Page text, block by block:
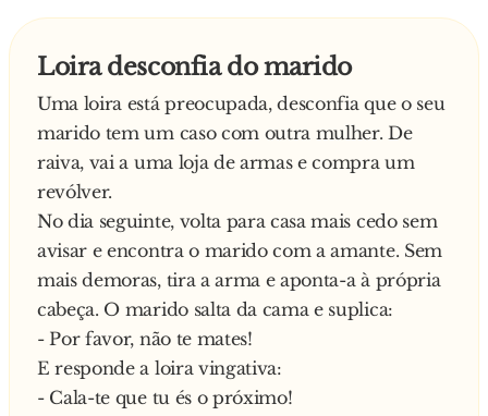
que também são capazes de a seguir o visitar
fiscais já entravam pela porta adentro.
- Bom dia. Quero um café e um bolo. – Diz um
dos fiscais.
Com todo o cuidado, o alentejano deu-lhe o
café e com a tenaz tirou o bolo e colocou-o
num pires. Entretanto o fiscal, depois de ter
tomado o café e comido o bolo, reparou que o
homem tinha um cordel preso na braguilha e
perguntou:
- Oiça, para que é esse cordel?
Explica o alentejano:
- Então, quando vou fazer xixi, abro a
Loira desconfia do marido
Uma loira está preocupada, desconfia que o seu
marido tem um caso com outra mulher. De
raiva, vai a uma loja de armas e compra um
revólver.
No dia seguinte, volta para casa mais cedo sem
avisar e encontra o marido com a amante. Sem
mais demoras, tira a arma e aponta-a à própria
cabeça. O marido salta da cama e suplica:
- Por favor, não te mates!
E responde a loira vingativa:
- Cala-te que tu és o próximo!